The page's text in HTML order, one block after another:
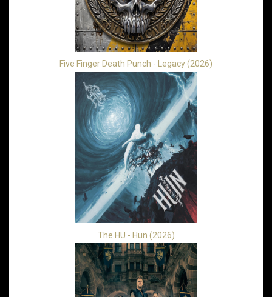
Five Finger Death Punch - Legacy (2026)
The HU - Hun (2026)